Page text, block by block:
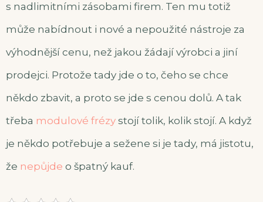
s nadlimitními zásobami firem. Ten mu totiž
může nabídnout i nové a nepoužité nástroje za
výhodnější cenu, než jakou žádají výrobci a jiní
prodejci. Protože tady jde o to, čeho se chce
někdo zbavit, a proto se jde s cenou dolů. A tak
třeba modulové frézy stojí tolik, kolik stojí. A když
je někdo potřebuje a sežene si je tady, má jistotu,
že nepůjde o špatný kauf.